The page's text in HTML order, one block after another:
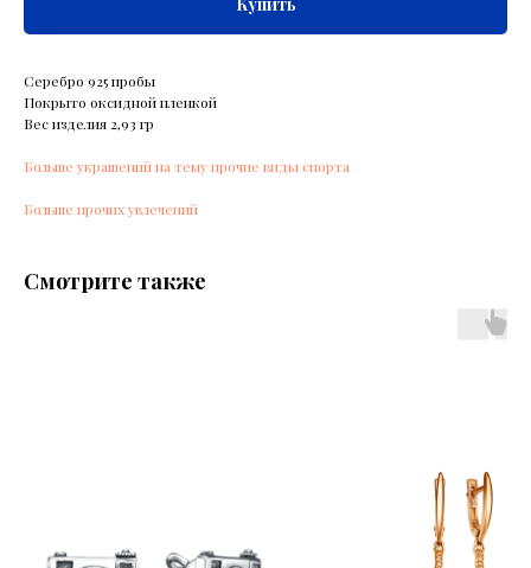
Серебро 925 пробы
Покрыто оксидной пленкой
Вес изделия 2,93 гр
Больше украшений на тему прочие виды спорта
Больше прочих увлечений
Смотрите также